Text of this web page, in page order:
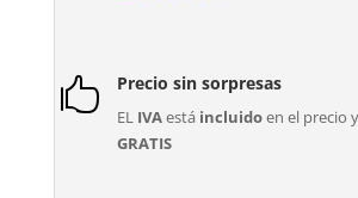
 Precio sin sorpresas
EL IVAestá incluidoen el precio
GRATIS